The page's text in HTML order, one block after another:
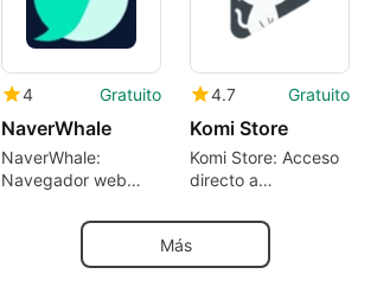
4 Gratuito
NaverWhale
NaverWhale:
Navegador web
4.7 Gratuito
Komi Store
Komi Store: Acceso
directo a
código abierto para
desarrolladores
Más